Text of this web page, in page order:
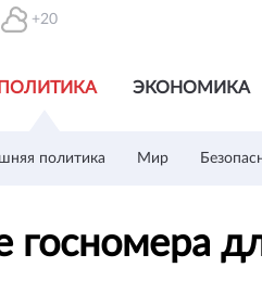
+20
ПОЛИТИКА ЭКОНОМИКА
политика Мир